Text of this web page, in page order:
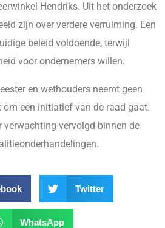
Hendriks. Uit het onderzoek
zijn over verdere verruiming. Een
beleid voldoende, terwijl
voor ondernemers willen.
en wethouders neemt geen
een initiatief van de raad gaat.
verwachting vervolgd binnen de
Twitter
WhatsApp